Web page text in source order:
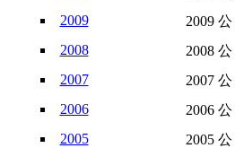
2009
2009
2008
2008
2007
2007
2006
2006
2005
2005